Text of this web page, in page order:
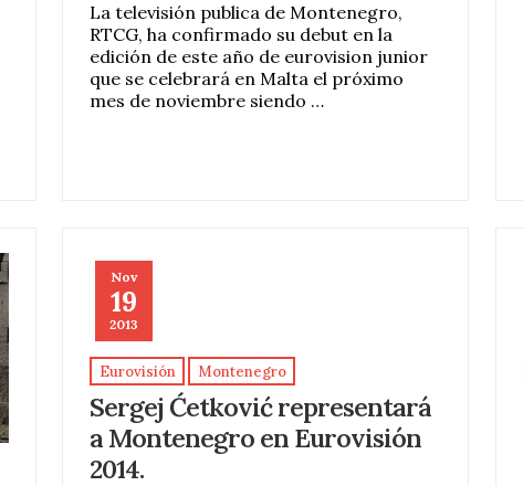
La televisión publica de Montenegro,
RTCG, ha confirmado su debut en la
edición de este año de eurovision junior
que se celebrará en Malta el próximo
mes de noviembre siendo …
Nov
19
2013
Eurovisión Montenegro
Sergej Ćetković representará
a Montenegro en Eurovisión
2014.